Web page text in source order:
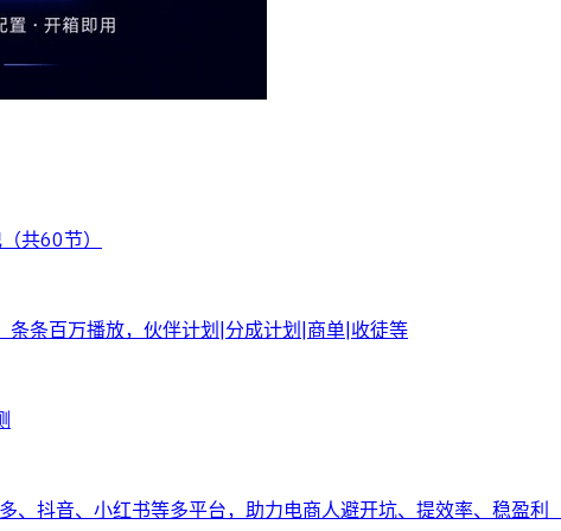
共60节）
条百万播放，伙伴计划|分成计划|商单|收徒等
抖音、小红书等多平台，助力电商人避开坑、提效率、稳盈利